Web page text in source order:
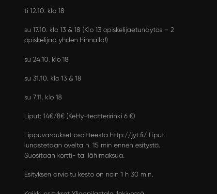
ti 12.10. klo 18
su 17.10. klo 13 & 18 (Klo 13 opiskelijaetunäytös – 2
opiskelijaa yhden hinnalla!)
su 24.10. klo 18
su 31.10. klo 13 & 18
su 7.11. klo 18
Liput: 14€/8€ (KeHy-teatteririnki 6 €)
Lippuvaraukset osoitteesta http://jyt.fi/Liput
lunastetaan ovelta n. 15 min ennen esitystä.
Suositaan kortti- tai lähimaksua.
Esityksen arvioitu kesto on noin 1 h 30 min.